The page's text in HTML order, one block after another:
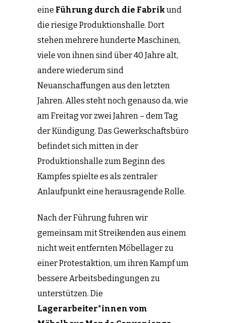
eine Führung durch die Fabrik und
die riesige Produktionshalle. Dort
stehen mehrere hunderte Maschinen,
viele von ihnen sind über 40 Jahre alt,
andere wiederum sind
Neuanschaffungen aus den letzten
Jahren. Alles steht noch genauso da, wie
am Freitag vor zwei Jahren – dem Tag
der Kündigung. Das Gewerkschaftsbüro
befindet sich mitten in der
Produktionshalle zum Beginn des
Kampfes spielte es als zentraler
Anlaufpunkt eine herausragende Rolle.
Nach der Führung fuhren wir
gemeinsam mit Streikenden aus einem
nicht weit entfernten Möbellager zu
einer Protestaktion, um ihren Kampf um
bessere Arbeitsbedingungen zu
unterstützen. Die
Lagerarbeiter*innen vom